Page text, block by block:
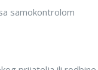
samokontrolom